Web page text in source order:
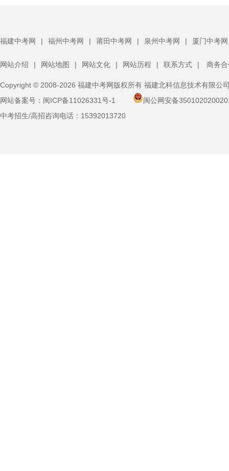
福建中考网 | 福州中考网 | 莆田中考网 | 泉州中考网 | 厦门中考网
网站介绍 | 网站地图 | 网站文化 | 网站历程 | 联系方式 | 商务
Copyright © 2008-2026 福建中考网版权所有 福建北科信息技术有限公
网站备案号： 闽ICP备11026331号-1
闽公网安备
中考招生/高招咨询电话： 15392013720